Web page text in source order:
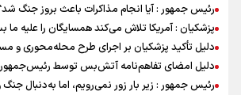
رئیس جمهور : آیا انجام مذاکرات باعث بروز جنگ
پزشکیان : آمریکا تلاش می‌کند همسایگان را علیه ما
دلیل تأکید پزشکیان بر اجرای طرح محله‌محوری
دلیل امضای تفاهم‌نامه آتش‌بس توسط رئیس‌جمهور
رئیس جمهور : زیر بار زور نمی‌رویم، اما به‌دنبال